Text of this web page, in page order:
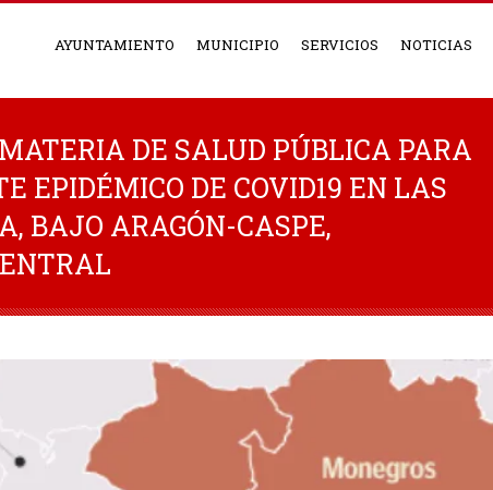
AYUNTAMIENTO MUNICIPIO SERVICIOS NOTICIAS
DE SALUD PÚBLICA PARA
EPIDÉMICO DE COVID19 EN LAS
BAJO ARAGÓN-CASPE,